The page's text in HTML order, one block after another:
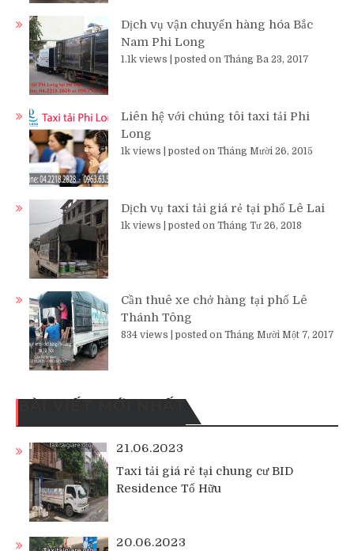
Dịch vụ vận chuyển hàng hóa Bắc
Nam Phi Long
1.1k views posted on Tháng Ba 23, 2017
Liên hệ với chúng tôi taxi tải Phi
Long
1k views posted on Tháng Mười 26, 2015
Dịch vụ taxi tải giá rẻ tại phố Lê Lai
1k views posted on Tháng Tư 26, 2018
Cần thuê xe chở hàng tại phố Lê
Thánh Tông
834 views posted on Tháng Mười Một 7, 2017
BÀI VIẾT MỚI NHẤT
21.06.2023
Taxi tải giá rẻ tại chung cư BID
Residence Tố Hữu
20.06.2023